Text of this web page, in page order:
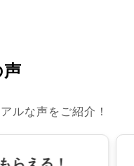
声
ルな声をご紹介！